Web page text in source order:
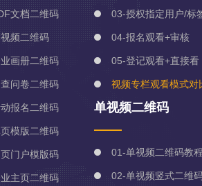
文档二维码
频二维码
画册二维码
问卷二维码
报名二维码
模版二维码
门户模版码
主页二维码
03-授权指定用户/标
04-报名观看+审核
05-登记观看+直接看
视频专栏观看模式对
单视频二维码
01-单视频二维码教程
02-单视频竖式二维